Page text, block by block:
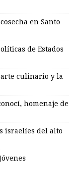
en Santo
de Estados
culinario y la
homenaje de
israelíes del alto